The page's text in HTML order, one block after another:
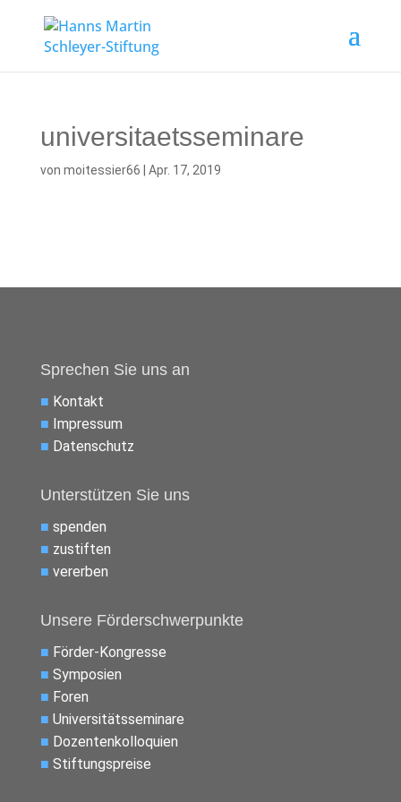
universitaetsseminare
von moitessier66 Apr. 17, 2019
Sprechen Sie uns an
■ Kontakt
■ Impressum
■ Datenschutz
Unterstützen Sie uns
■ spenden
■ zustiften
■ vererben
Unsere Förderschwerpunkte
■ Förder-Kongresse
■ Symposien
■ Foren
■ Universitätsseminare
■ Dozentenkolloquien
■ Stiftungspreise